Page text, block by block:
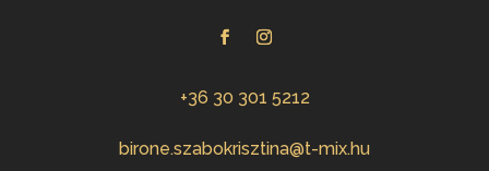
+36 30 301 5212
birone.szabokrisztina@t-mix.hu